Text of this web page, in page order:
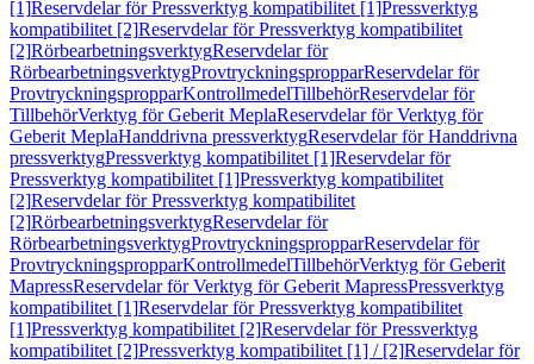
[1]Reservdelar för Pressverktyg kompatibilitet [1]Pressverktyg
kompatibilitet [2]Reservdelar för Pressverktyg kompatibilitet
[2]RörbearbetningsverktygReservdelar för
RörbearbetningsverktygProvtryckningspropparReservdelar för
ProvtryckningspropparKontrollmedelTillbehörReservdelar för
TillbehörVerktyg för Geberit MeplaReservdelar för Verktyg för
Geberit MeplaHanddrivna pressverktygReservdelar för Handdrivna
pressverktygPressverktyg kompatibilitet [1]Reservdelar för
Pressverktyg kompatibilitet [1]Pressverktyg kompatibilitet
[2]Reservdelar för Pressverktyg kompatibilitet
[2]RörbearbetningsverktygReservdelar för
RörbearbetningsverktygProvtryckningspropparReservdelar för
ProvtryckningspropparKontrollmedelTillbehörVerktyg för Geberit
MapressReservdelar för Verktyg för Geberit MapressPressverktyg
kompatibilitet [1]Reservdelar för Pressverktyg kompatibilitet
[1]Pressverktyg kompatibilitet [2]Reservdelar för Pressverktyg
kompatibilitet [2]Pressverktyg kompatibilitet [1] / [2]Reservdelar för